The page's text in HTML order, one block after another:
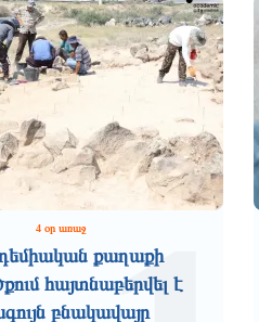
4 օր առաջ
քաղաքի
հայտնաբերվել է
բնակավայր